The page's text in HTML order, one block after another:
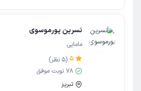
نسرین پورموسوی
مامایی
5
(
5 نظر)
78 نوبت موفق
تبریز